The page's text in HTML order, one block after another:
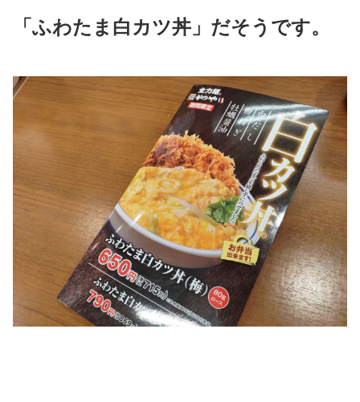
「ふわたま白カツ丼」だそうです。